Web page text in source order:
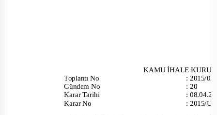
KAMU İHALE
ToplantıNo
Gündem No
Karar Tarihi
Karar No
: 2015/
:20
:
: 2015/